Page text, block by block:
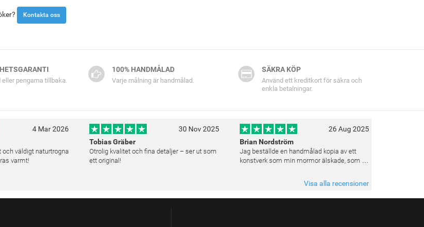
Kontakta oss
eller pengarna tillbaka.
100% HANDMÅLAD
Varje målning är handmålad.
SÄKRA KÖP
Använd ett kreditkort för säkra och
enkla betalningar.
4 Mar 2026
väldigt naturtrogna
varmt!
30 Nov 2025
Tobias Gräber
Otrolig kvalitet och fina detaljer – ser ut som
ett original!
26 Aug 2025
Brian Nordström
Jag beställde en handmålad kopia av ett
konstverk som min mormor älskade, som en
verkligen mina förväntningar. Färgerna var
livfulla och varje penseldrag kän
Visa alla recensioner